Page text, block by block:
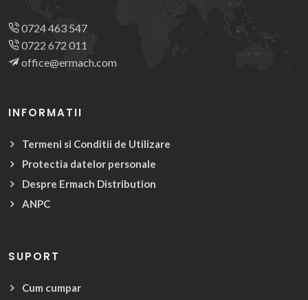
0724 463 547
0722 672 011
office@ermach.com
INFORMATII
Termeni si Conditii de Utilizare
Protectia datelor personale
Despre Ermach Distribution
ANPC
SUPORT
Cum cumpar